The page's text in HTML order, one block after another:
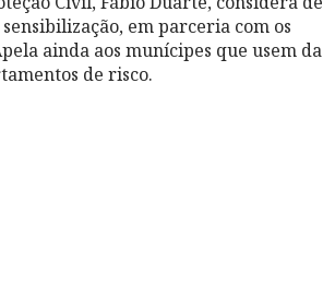
em parceria com os
ainda aos munícipes que usem da
de risco.